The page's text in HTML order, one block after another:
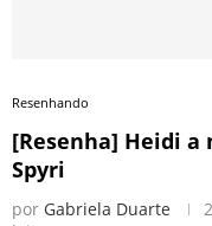
Resenhando
[Resenha] Heidi a
Spyri
por Gabriela Duarte